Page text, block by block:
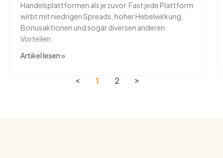
Handelsplattformen als je zuvor. Fast jede Plattform
wirbt mit niedrigen Spreads, hoher Hebelwirkung,
Bonusaktionen und sogar diversen anderen
Vorteilen.
Artikel lesen​ »
< 1 2 >